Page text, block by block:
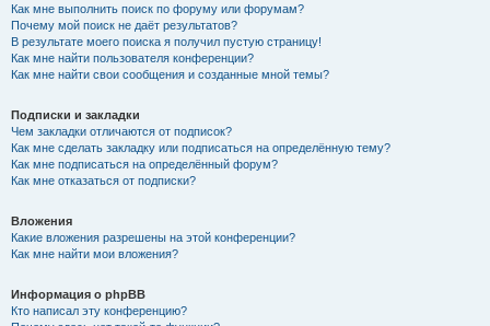
Как мне выполнить поиск по форуму или форумам?
Почему мой поиск не даёт результатов?
В результате моего поиска я получил пустую страницу!
Как мне найти пользователя конференции?
Как мне найти свои сообщения и созданные мной темы?
Подписки и закладки
Чем закладки отличаются от подписок?
Как мне сделать закладку или подписаться на определённую тему?
Как мне подписаться на определённый форум?
Как мне отказаться от подписки?
Вложения
Какие вложения разрешены на этой конференции?
Как мне найти мои вложения?
Информация о phpBB
Кто написал эту конференцию?